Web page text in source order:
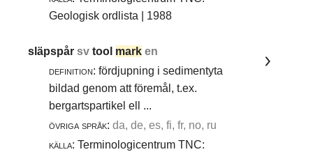
Geologisk ordlista | 1988
släpspårsvtool mark en
definition: fördjupning i sedimentyta
bildad genom att föremål, t.ex.
bergartspartikel ell ...
övriga språk: da, de, es, fi, fr, no, ru
källa: Terminologicentrum TNC: